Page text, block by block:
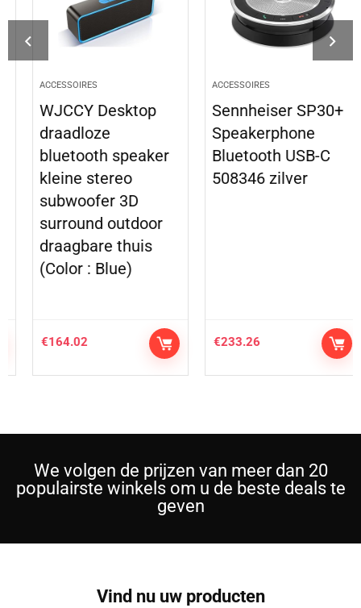
ACCESSOIRES
WJCCY Desktop
draadloze
bluetooth speaker
kleine stereo
subwoofer 3D
surround outdoor
draagbare thuis
(Color : Blue)
164.02
ACCESSOIRES
Sennheiser SP30+
Speakerphone
Bluetooth USB-C
508346 zilver
233.26
We volgen de prijzen van meer dan 20
populairste winkels om u de beste deals te
geven
Vind nu uw producten